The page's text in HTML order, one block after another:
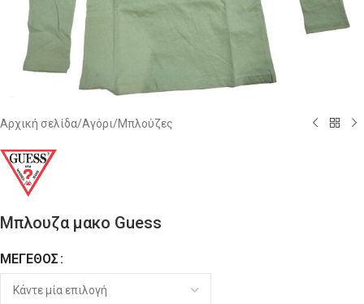
Αρχική σελίδα/Αγόρι/Μπλούζες
Μπλουζα μακο Guess
ΜΈΓΕΘΟΣ
Alternative: